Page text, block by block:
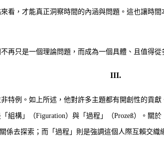
看，才能真正洞察時間的內涵與問題。這也讓時
只是一個理論問題，而成為一個具體、且值得從
III.
例。如上所述，他對許多主題都有開創性的貢
構」（Figuration）與「過程」（Prozeß）。關
關係去探索；而「過程」則是強調這個人際互賴